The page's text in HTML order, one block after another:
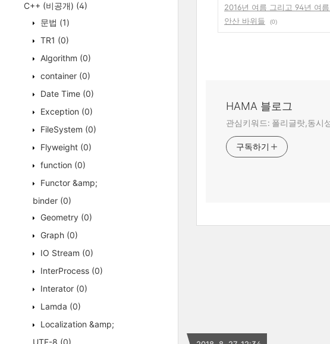
C++ (비공개) (4)
문법 (1)
TR1 (0)
Algorithm (0)
container (0)
Date Time (0)
Exception (0)
FileSystem (0)
Flyweight (0)
function (0)
Functor &amp;
binder (0)
Geometry (0)
Graph (0)
IO Stream (0)
InterProcess (0)
Interator (0)
Lamda (0)
Localization &amp;
UTF-8 (0)
2016년 여름 그리고 94년 여
안산 바위들
(0)
HAMA 블로그
관심키워드: 폴리글랏,동시
구독하기